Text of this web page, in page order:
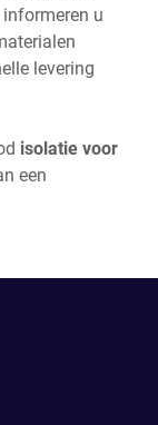
informeren u
levering
isolatie voor
een